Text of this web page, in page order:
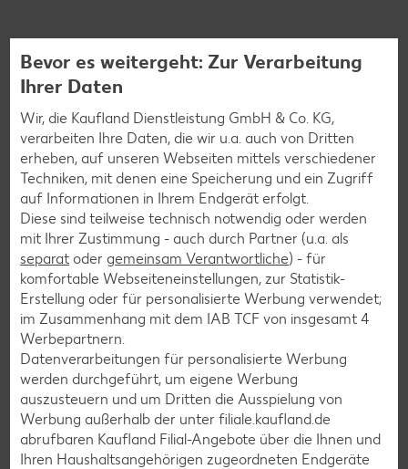
Burger-Rezepte
Pizza-Rezepte
Pasta-Rezepte
Sushi-Rezepte
Raclette-Rezepte
Flammkuchen-Rezepte
Frühstücksrezepte
Salat-Rezepte
Spargel-Rezepte
Fleisch-Rezepte
Fisch-Rezepte
Geflügel-Rezepte
Lamm-Rezepte
Bevor es weitergeht: Zur Verarbeitung
Ihrer Daten
Wir, die Kaufland Dienstleistung GmbH & Co. KG,
verarbeiten Ihre Daten, die wir u.a. auch von Dritten
erheben, auf unseren Webseiten mittels verschiedener
Techniken, mit denen eine Speicherung und ein Zugriff
auf Informationen in Ihrem Endgerät erfolgt.
Diese sind teilweise technisch notwendig oder werden
mit Ihrer Zustimmung - auch durch Partner (u.a. als
separat oder gemeinsam Verantwortliche) - für
komfortable Webseiteneinstellungen, zur Statistik-
Erstellung oder für personalisierte Werbung verwendet;
im Zusammenhang mit dem IAB TCF von insgesamt 4
Werbepartnern.
Datenverarbeitungen für personalisierte Werbung
werden durchgeführt, um eigene Werbung
auszusteuern und um Dritten die Ausspielung von
Werbung außerhalb der unter filiale.kaufland.de
abrufbaren Kaufland Filial-Angebote über die Ihnen und
Ihren Haushaltsangehörigen zugeordneten Endgeräte